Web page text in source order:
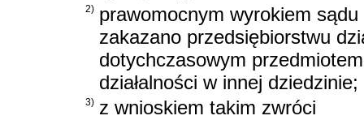
2) prawomocnym wyrokiem
zakazano przedsiębiorstwu
dotychczasowym
działalności w innej dziedzinie;
3) z wnioskiem takim zwróci